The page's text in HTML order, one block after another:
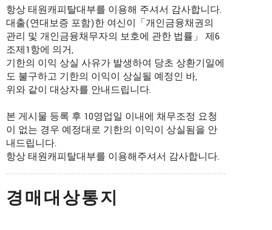
항상 태원캐피탈대부를 이용해 주셔서 감사합니다.
대출(연대보증 포함)한 여신이「개인금융채권의
관리 및 개인금융채무자의 보호에 관한 법률」 제6
조제1항에 의거,
기한의 이익 상실 사유가 발생하여 당초 상환기일에
도 불구하고 기한의 이익이 상실될 예정인 바,
위와 같이 대상자를 안내드립니다.
본 게시물 등록 후 10영업일 이내에 채무조정 요청
이 없는 경우 예정대로 기한의 이익이 상실됨을 안
내드립니다.
항상 태원캐피탈대부를 이용해주셔서 감사합니다.
경매대상통지